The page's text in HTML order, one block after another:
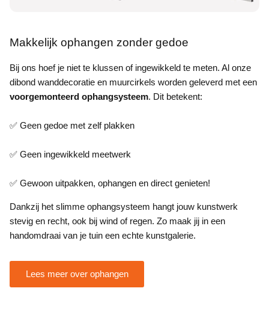
Makkelijk ophangen zonder gedoe
Bij ons hoef je niet te klussen of ingewikkeld te meten. Al onze
dibond wanddecoratie en muurcirkels worden geleverd met een
voorgemonteerd ophangsysteem. Dit betekent:
✅ Geen gedoe met zelf plakken
✅ Geen ingewikkeld meetwerk
✅ Gewoon uitpakken, ophangen en direct genieten!
Dankzij het slimme ophangsysteem hangt jouw kunstwerk
stevig en recht, ook bij wind of regen. Zo maak jij in een
handomdraai van je tuin een echte kunstgalerie.
Lees meer over ophangen